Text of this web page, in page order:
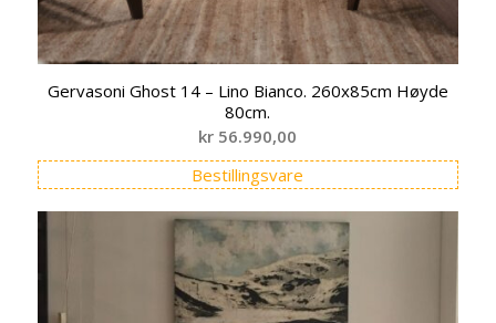
Gervasoni Ghost 14 – Lino Bianco. 260x85cm Høyde
80cm.
kr 56.990,00
Bestillingsvare